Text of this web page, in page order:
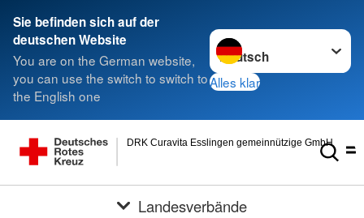
Sie befinden sich auf der
deutschen Website
You are on the German website,
you can use the switch to switch to
the English one
Sprache wechseln zu
Alles klar
DRK Curavita Esslingen gemeinnützige GmbH
Landesverbände